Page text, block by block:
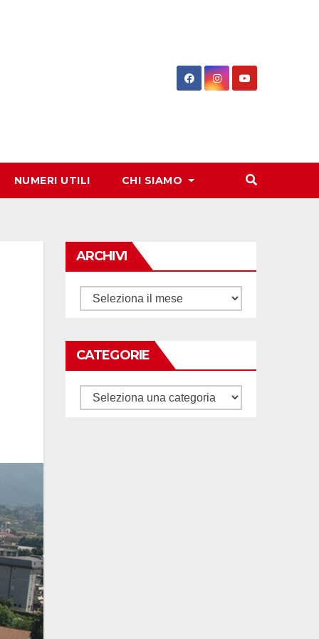
NUMERI UTILI CHI SIAMO
ARCHIVI
Archivi
CATEGORIE
Categorie